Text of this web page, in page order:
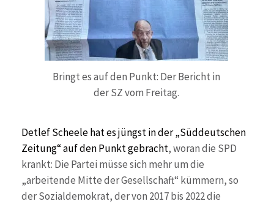
Bringt es auf den Punkt: Der Bericht in
der SZ vom Freitag.
Detlef Scheele hat es jüngst in der „Süddeutschen
Zeitung“ auf den Punkt gebracht, woran die SPD
krankt: Die Partei müsse sich mehr um die
„arbeitende Mitte der Gesellschaft“ kümmern, so
der Sozialdemokrat, der von 2017 bis 2022 die